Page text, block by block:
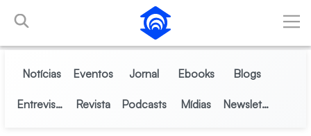
Pular para o Conteúdo principal
Notícias Eventos Jornal Ebooks Blogs
Entrevistas Revista Podcasts Mídias Newsletter